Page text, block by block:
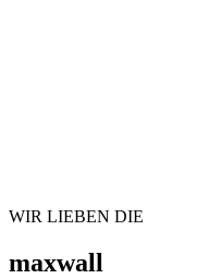
WIR LIEBEN DIE
maxwall